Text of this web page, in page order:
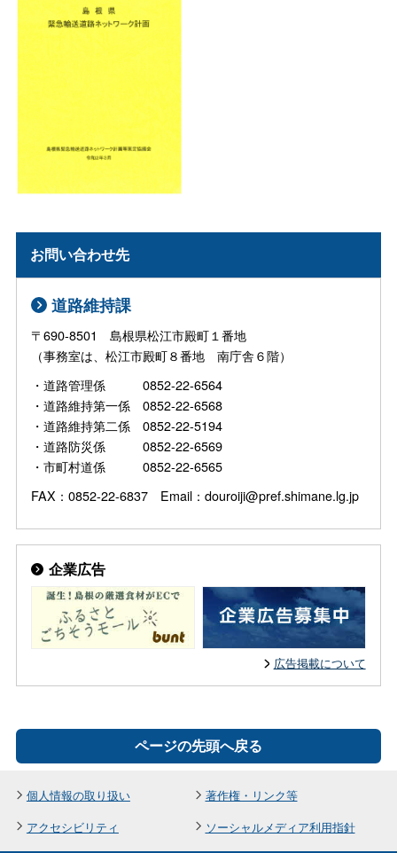
お問い合わせ先
道路維持課
〒690-8501 島根県松江市殿町１番地
（事務室は、松江市殿町８番地 南庁舎６階）
・道路管理係 0852-22-6564
・道路維持第一係 0852-22-6568
・道路維持第二係 0852-22-5194
・道路防災係 0852-22-6569
・市町村道係 0852-22-6565
FAX：0852-22-6837 Email：douroiji@pref.shimane.lg.jp
企業広告
広告掲載について
ページの先頭へ戻る
個人情報の取り扱い
著作権・リンク等
アクセシビリティ
ソーシャルメディア利用指針